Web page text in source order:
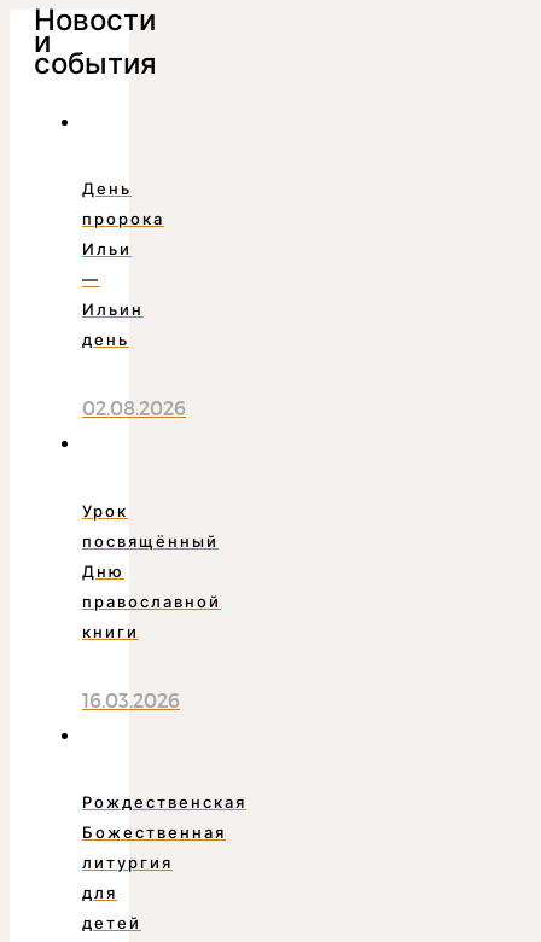
Новости
и
события
День
пророка
Ильи
—
Ильин
день
02.08.2026
Урок
посвящённый
Дню
православной
книги
16.03.2026
Рождественская
Божественная
литургия
для
детей